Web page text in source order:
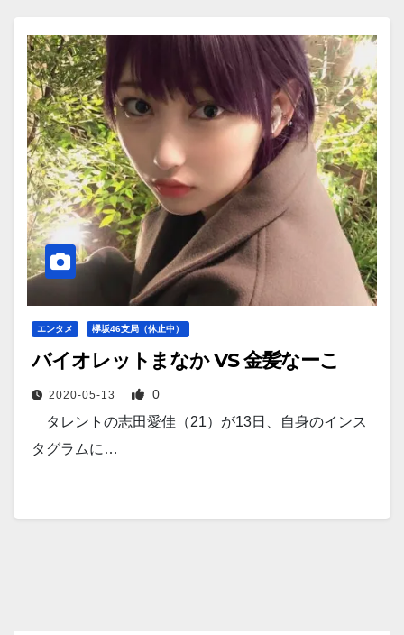
エンタメ 欅坂46支局（休止中）
バイオレットまなか VS 金髪なーこ
2020-05-13 0
タレントの志田愛佳（21）が13日、自身のインス
タグラムに…